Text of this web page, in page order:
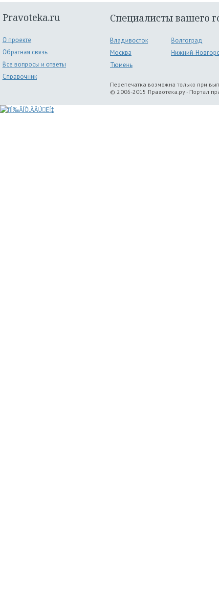
Pravoteka.ru
О проекте
Обратная связь
Все вопросы и ответы
Справочник
Специалисты вашего
Владивосток
Волгоград
Москва
Нижний-
Тюмень
Перепечатка возможна только при
© 2006-2015 Правотека.ру - Портал